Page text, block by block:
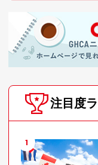
注目度
1